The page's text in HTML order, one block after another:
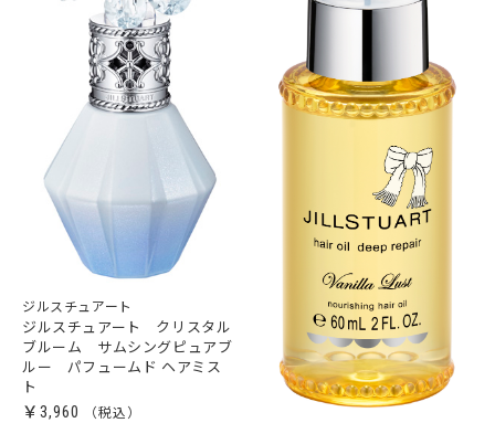
ジルスチュアート
ジルスチュアート クリスタル
ブルーム サムシングピュアブ
ルー パフュームド ヘアミス
ト
￥3,960